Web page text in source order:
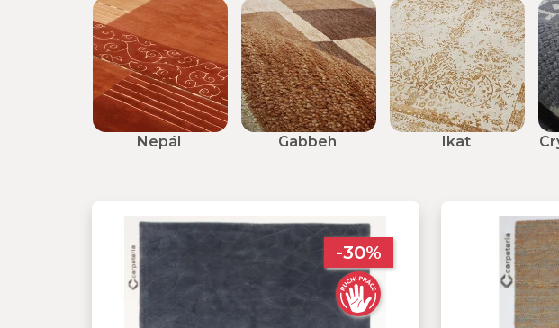
Nepál Gabbeh Ikat
-30%